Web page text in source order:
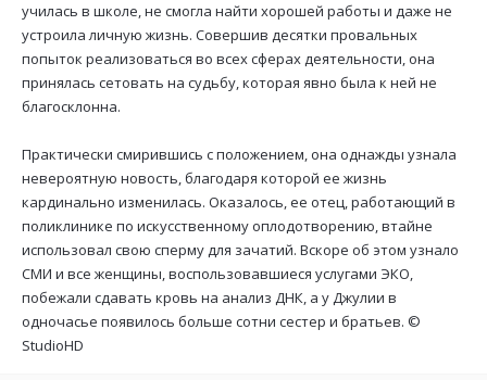
училась в школе, не смогла найти хорошей работы и даже не
устроила личную жизнь. Совершив десятки провальных
попыток реализоваться во всех сферах деятельности, она
принялась сетовать на судьбу, которая явно была к ней не
благосклонна.
Практически смирившись с положением, она однажды узнала
невероятную новость, благодаря которой ее жизнь
кардинально изменилась. Оказалось, ее отец, работающий в
поликлинике по искусственному оплодотворению, втайне
использовал свою сперму для зачатий. Вскоре об этом узнало
СМИ и все женщины, воспользовавшиеся услугами ЭКО,
побежали сдавать кровь на анализ ДНК, а у Джулии в
одночасье появилось больше сотни сестер и братьев. ©
StudioHD